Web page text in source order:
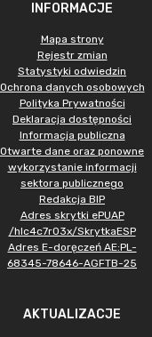
INFORMACJE
Mapa strony
Rejestr zmian
Statystyki odwiedzin
Ochrona danych osobowych
Polityka Prywatności
Deklaracja dostępności
Informacja publiczna
Otwarte dane oraz ponowne
wykorzystanie informacji
sektora publicznego
Redakcja BIP
Adres skrytki ePUAP
/hlc4c7r03x/SkrytkaESP
Adres E-doręczeń AE:PL-
68345-78646-AGFTB-25
AKTUALIZACJE